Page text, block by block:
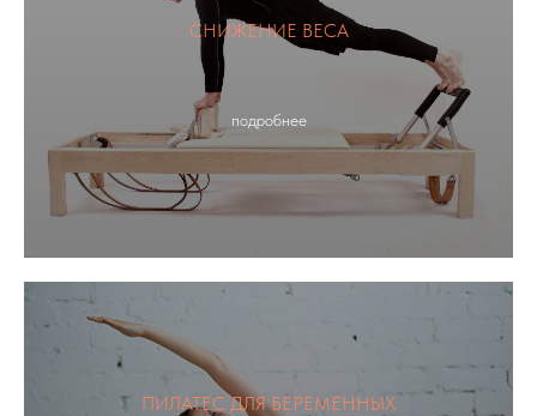
СНИЖЕНИЕ ВЕСА
подробнее
ПИЛАТЕС ДЛЯ БЕРЕМЕННЫХ